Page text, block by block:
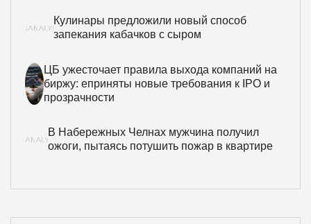
Кулинары предложили новый способ
запекания кабачков с сыром
ЦБ ужесточает правила выхода компаний на
биржу: еприняты новые требования к IPO и
прозрачности
В Набережных Челнах мужчина получил
ожоги, пытаясь потушить пожар в квартире